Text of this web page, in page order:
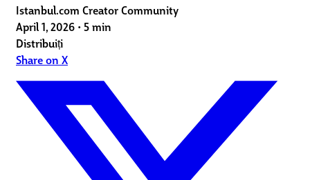
Istanbul.com Creator Community
April 1, 2026 • 5 min
Distribuiți
Share on X